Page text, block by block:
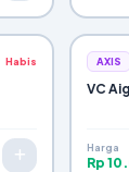
Habis AXIS
VC
Harga
Rp